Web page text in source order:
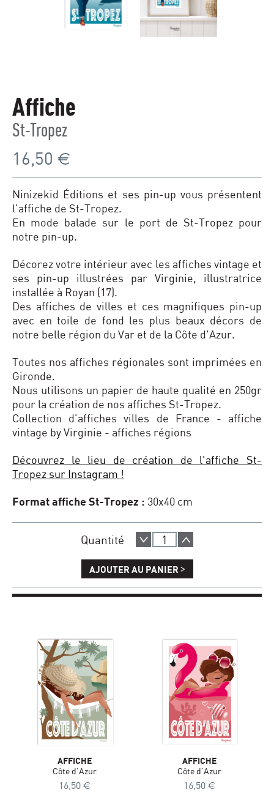
Affiche
St-Tropez
16,50 €
Ninizekid Éditions et ses pin-up vous présentent
l'affiche de St-Tropez.
En mode balade sur le port de St-Tropez pour
notre pin-up.
Décorez votre intérieur avec les affiches vintage et
ses pin-up illustrées par Virginie, illustratrice
installée à Royan (17).
Des affiches de villes et ces magnifiques pin-up
avec en toile de fond les plus beaux décors de
notre belle région du Var et de la Côte d'Azur.
Toutes nos affiches régionales sont imprimées en
Gironde.
Nous utilisons un papier de haute qualité en 250gr
pour la création de nos affiches St-Tropez.
Collection d'affiches villes de France - affiche
vintage by Virginie - affiches régions
Découvrez le lieu de création de l'affiche St-
Tropez sur Instagram !
Format affiche St-Tropez : 30x40 cm
Quantité
AJOUTER AU PANIER >
AFFICHE
Côte d'Azur
16,50 €
AFFICHE
Côte d'Azur
16,50 €